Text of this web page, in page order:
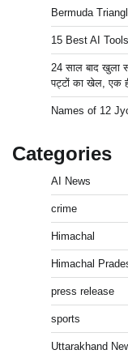
Bermuda
15 Best AI
24 साल बाद खुला
पट्टों का खेल, एक
Names of 12
Categories
AI News
crime
Himachal
Himachal
press release
sports
Uttarakhand